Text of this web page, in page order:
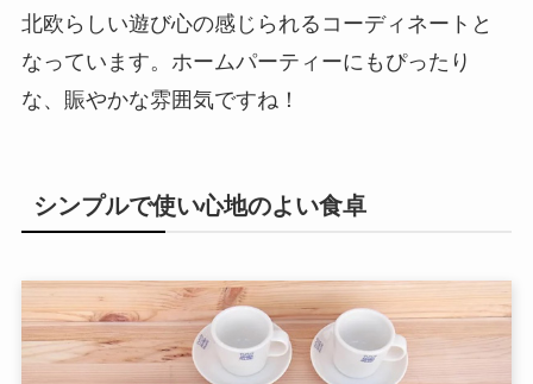
北欧らしい遊び心の感じられるコーディネートと
なっています。ホームパーティーにもぴったり
な、賑やかな雰囲気ですね！
シンプルで使い心地のよい食卓